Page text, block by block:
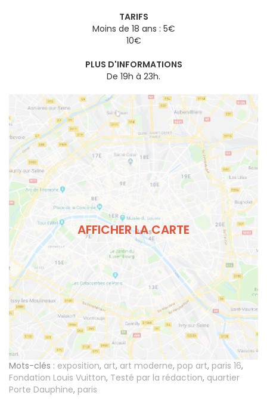
TARIFS
Moins de 18 ans : 5€
10€
PLUS D'INFORMATIONS
De 19h à 23h.
AFFICHER LA CARTE
Mots-clés : exposition, art, art moderne, pop art, paris 16,
Fondation Louis Vuitton, Testé par la rédaction, quartier
Porte Dauphine, paris